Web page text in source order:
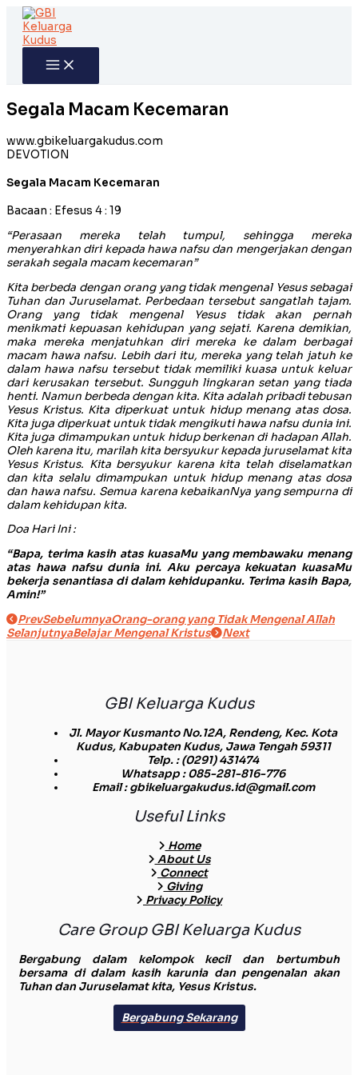
Skip
content
Segala Macam Kecemaran
www.gbikeluargakudus.com
DEVOTION
Segala Macam Kecemaran
Bacaan : Efesus 4 : 19
“Perasaan mereka telah tumpul, sehingga mereka
menyerahkan diri kepada hawa nafsu dan mengerjakan dengan
serakah segala macam kecemaran”
Kita berbeda dengan orang yang tidak mengenal Yesus sebagai
Tuhan dan Juruselamat. Perbedaan tersebut sangatlah tajam.
Orang yang tidak mengenal Yesus tidak akan pernah
menikmati kepuasan kehidupan yang sejati. Karena demikian,
maka mereka menjatuhkan diri mereka ke dalam berbagai
macam hawa nafsu. Lebih dari itu, mereka yang telah jatuh ke
dalam hawa nafsu tersebut tidak memiliki kuasa untuk keluar
dari kerusakan tersebut. Sungguh lingkaran setan yang tiada
henti. Namun berbeda dengan kita. Kita adalah pribadi tebusan
Yesus Kristus. Kita diperkuat untuk hidup menang atas dosa.
Kita juga diperkuat untuk tidak mengikuti hawa nafsu dunia ini.
Kita juga dimampukan untuk hidup berkenan di hadapan Allah.
Oleh karena itu, marilah kita bersyukur kepada juruselamat kita
Yesus Kristus. Kita bersyukur karena kita telah diselamatkan
dan kita selalu dimampukan untuk hidup menang atas dosa
dan hawa nafsu. Semua karena kebaikanNya yang sempurna di
dalam kehidupan kita.
Doa Hari Ini :
“Bapa, terima kasih atas kuasaMu yang membawaku menang
atas hawa nafsu dunia ini. Aku percaya kekuatan kuasaMu
bekerja senantiasa di dalam kehidupanku. Terima kasih Bapa,
Amin!”
PrevSebelumnyaOrang-orang yang Tidak Mengenal Allah
SelanjutnyaBelajar Mengenal Kristus Next
GBI Keluarga Kudus
Jl. Mayor Kusmanto No.12A, Rendeng, Kec. Kota
Kudus, Kabupaten Kudus, Jawa Tengah 59311
Telp.: (0291) 431474
Whatsapp: 085-281-816-776
Email: gbikeluargakudus.id@gmail.com
Useful Links
Home
About Us
Connect
Giving
Privacy Policy
Care Group GBI Keluarga Kudus
Bergabung dalam kelompok kecil dan bertumbuh
bersama di dalam kasih karunia dan pengenalan akan
Tuhan dan Juruselamat kita, Yesus Kristus.
Bergabung Sekarang